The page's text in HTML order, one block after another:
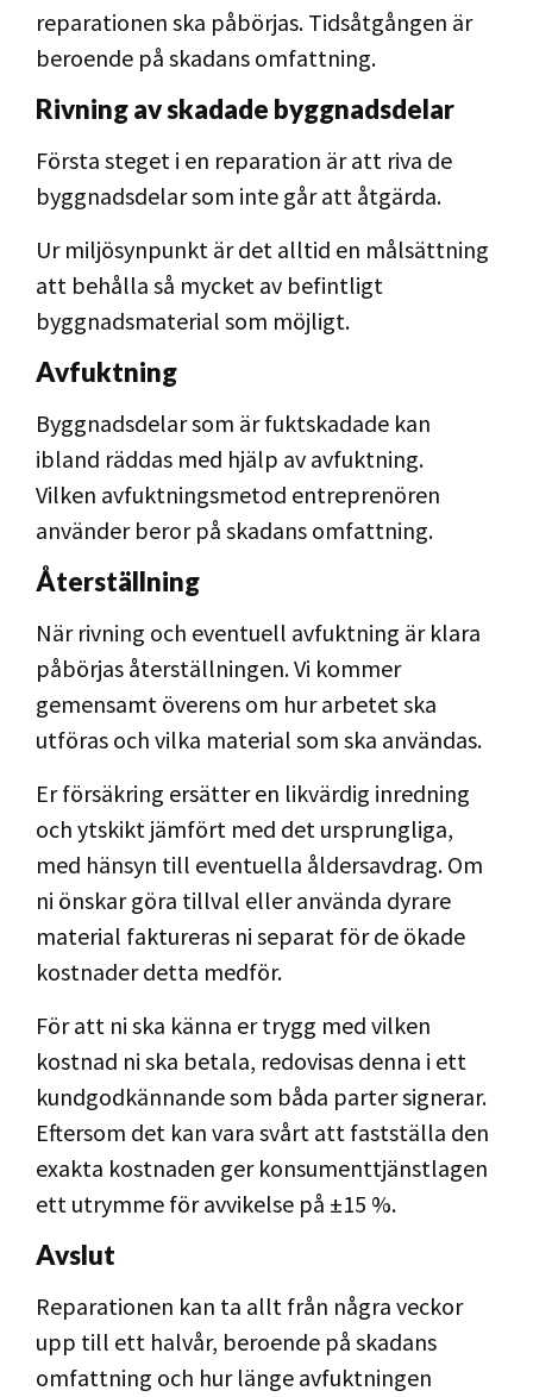
reparationen ska påbörjas. Tidsåtgången är
beroende på skadans omfattning.
Rivning av skadade byggnadsdelar
Första steget i en reparation är att riva de
byggnadsdelar som inte går att åtgärda.
Ur miljösynpunkt är det alltid en målsättning
att behålla så mycket av befintligt
byggnadsmaterial som möjligt.
Avfuktning
Byggnadsdelar som är fuktskadade kan
ibland räddas med hjälp av avfuktning.
Vilken avfuktningsmetod entreprenören
använder beror på skadans omfattning.
Återställning
När rivning och eventuell avfuktning är klara
påbörjas återställningen. Vi kommer
gemensamt överens om hur arbetet ska
utföras och vilka material som ska användas.
Er försäkring ersätter en likvärdig inredning
och ytskikt jämfört med det ursprungliga,
med hänsyn till eventuella åldersavdrag. Om
ni önskar göra tillval eller använda dyrare
material faktureras ni separat för de ökade
kostnader detta medför.
För att ni ska känna er trygg med vilken
kostnad ni ska betala, redovisas denna i ett
kundgodkännande som båda parter signerar.
Eftersom det kan vara svårt att fastställa den
exakta kostnaden ger konsumenttjänstlagen
ett utrymme för avvikelse på ±15 %.
Avslut
Reparationen kan ta allt från några veckor
upp till ett halvår, beroende på skadans
omfattning och hur länge avfuktningen